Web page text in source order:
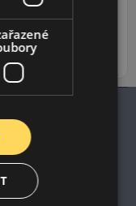
800 CZK
DO KOŠÍKU
údajů